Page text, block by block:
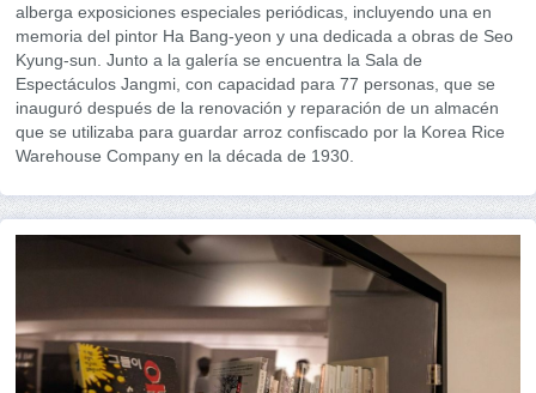
alberga exposiciones especiales periódicas, incluyendo una en
memoria del pintor Ha Bang-yeon y una dedicada a obras de Seo
Kyung-sun. Junto a la galería se encuentra la Sala de
Espectáculos Jangmi, con capacidad para 77 personas, que se
inauguró después de la renovación y reparación de un almacén
que se utilizaba para guardar arroz confiscado por la Korea Rice
Warehouse Company en la década de 1930.